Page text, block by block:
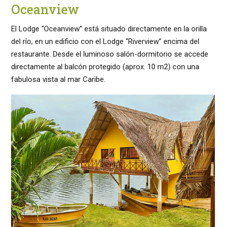
Oceanview
El Lodge “Oceanview” está situado directamente en la orilla
del río, en un edificio con el Lodge “Riverview” encima del
restaurante. Desde el luminoso salón-dormitorio se accede
directamente al balcón protegido (aprox. 10 m2) con una
fabulosa vista al mar Caribe.